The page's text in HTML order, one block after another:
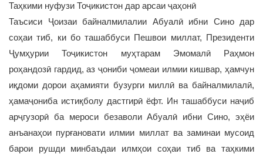
Таҳкими нуфузи Тоҷикистон дар арсаи ҷаҳонӣ
Таъсиси Ҷоизаи байналмилалии Абуалӣ ибни Сино дар
соҳаи тиб, ки бо ташаббуси Пешвои миллат, Президенти
Ҷумҳурии Тоҷикистон муҳтарам Эмомалӣ Раҳмон
роҳандозӣ гардид, аз ҷониби ҷомеаи илмии кишвар, ҳамчун
иқдоми дорои аҳамияти бузурги миллӣ ва байналмилалӣ,
ҳамаҷониба истиқболу дастгирӣ ёфт. Ин ташаббуси наҷиб
арҷгузорӣ ба мероси безаволи Абуалӣ ибни Сино, эҳёи
анъанаҳои пурғановати илмии миллат ва заминаи мусоид
барои рушди минбаъдаи илмҳои соҳаи тиб ва таҳкими